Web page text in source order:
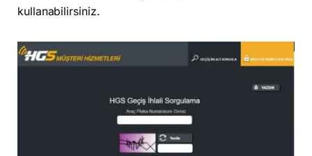
kullanabilirsiniz.